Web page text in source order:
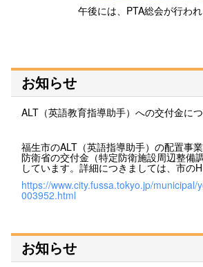
午後には、PTA総会が行われ
お知らせ
ALT（英語教育指導助手）への交付金に
福生市のALT（英語指導助手）の配置事
防衛省の交付金（特定防衛施設周辺整備
しています。詳細につきましては、市の
https://www.city.fussa.tokyo.jp/municipal/
003952.html
お知らせ